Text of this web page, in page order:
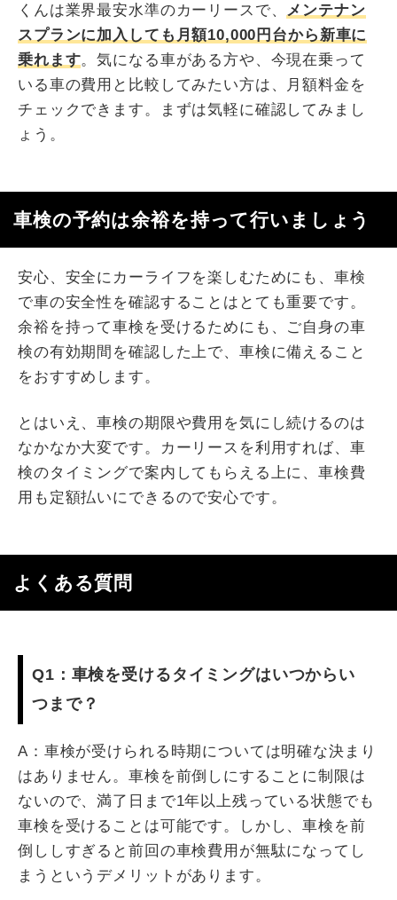
くんは業界最安水準のカーリースで、
メンテナン
スプランに加入しても月額10,000円台から新車に
乗れます。気になる車がある方や、今現在乗って
いる車の費用と比較してみたい方は、月額料金を
チェックできます。まずは気軽に確認してみまし
ょう。
車検の予約は余裕を持って行いましょう
安心、安全にカーライフを楽しむためにも、車検
で車の安全性を確認することはとても重要です。
余裕を持って車検を受けるためにも、ご自身の車
検の有効期間を確認した上で、車検に備えること
をおすすめします。
とはいえ、車検の期限や費用を気にし続けるのは
なかなか大変です。カーリースを利用すれば、車
検のタイミングで案内してもらえる上に、車検費
用も定額払いにできるので安心です。
よくある質問
Q1：車検を受けるタイミングはいつからい
つまで？
A：車検が受けられる時期については明確な決まり
はありません。車検を前倒しにすることに制限は
ないので、満了日まで1年以上残っている状態でも
車検を受けることは可能です。しかし、車検を前
倒ししすぎると前回の車検費用が無駄になってし
まうというデメリットがあります。